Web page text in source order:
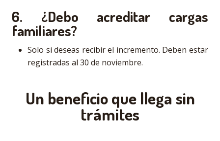
6. ¿Debo acreditar cargas
familiares?
Solo si deseas recibir el incremento. Deben estar
registradas al 30 de noviembre.
Un beneficio que llega sin
trámites